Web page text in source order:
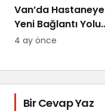
Van’da Hastaneye
Yeni Bağlantı Yolu
Yapılıyor
4 ay önce
Bir Cevap Yaz